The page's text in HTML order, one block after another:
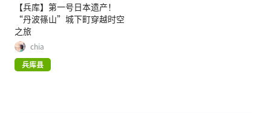
【兵库】第一号日本遗产！
“丹波篠山”城下町穿越时空
之旅
chia
兵库县